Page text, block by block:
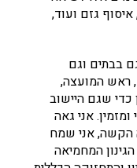
איסוף גזם ועוד,
בבתים וגם
ראש המועצה,
כדי שגם היישוב
אני גאה
הקשה, אני שמח
המחמיאה